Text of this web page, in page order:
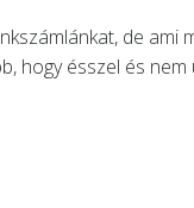
de ami
hogy ésszel és